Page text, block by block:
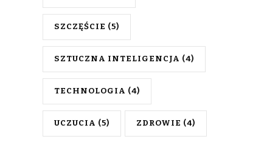
SZCZĘŚCIE (5)
SZTUCZNA INTELIGENCJA (4)
TECHNOLOGIA (4)
UCZUCIA (5) ZDROWIE (4)